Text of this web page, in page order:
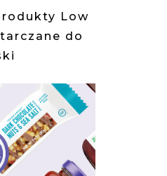
Low
do